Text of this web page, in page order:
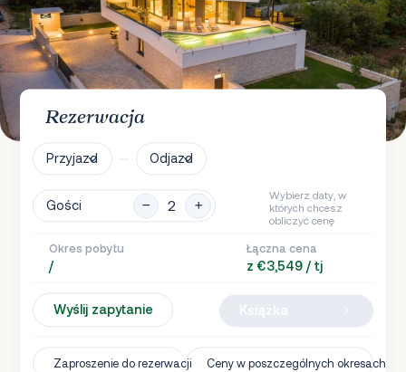
Rezerwacja
Przyjazd Odjazd
Gości
Wybierz daty, w
których chcesz
obliczyć cenę
Okres pobytu
/
Łączna cena
z €3,549 / tj
Wyślij zapytanie
Zaproszenie do rezerwacji Ceny w poszczególnych okresach